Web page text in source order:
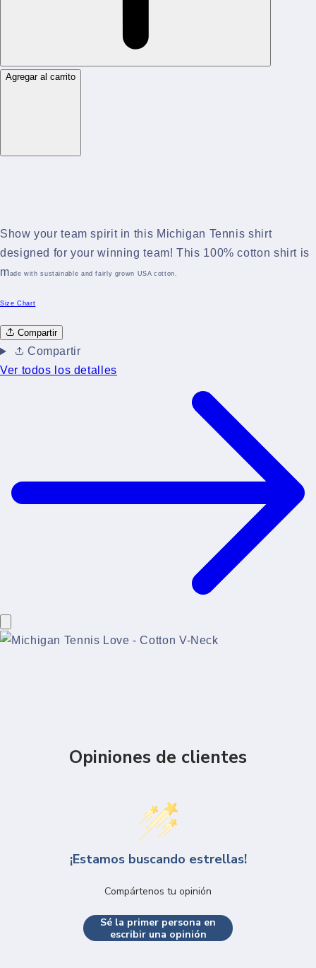
Agregar al carrito
Show your team spirit in this Michigan Tennis shirt
designed for your winning team! This 100% cotton shirt is
made with sustainable and fairly grown USA cotton.
Size Chart
Compartir
Compartir
Ver todos los detalles
Opiniones de clientes
¡Estamos buscando estrellas!
Compártenos tu opinión
Sé la primer persona en
escribir una opinión